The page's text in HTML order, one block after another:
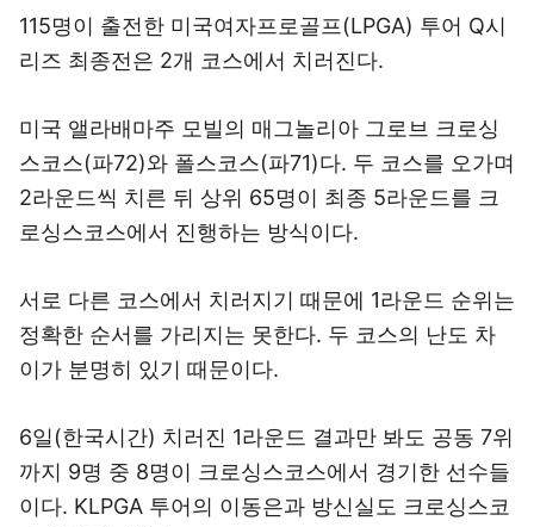
115명이 출전한 미국여자프로골프(LPGA) 투어 Q시
리즈 최종전은 2개 코스에서 치러진다.
미국 앨라배마주 모빌의 매그놀리아 그로브 크로싱
스코스(파72)와 폴스코스(파71)다. 두 코스를 오가며
2라운드씩 치른 뒤 상위 65명이 최종 5라운드를 크
로싱스코스에서 진행하는 방식이다.
서로 다른 코스에서 치러지기 때문에 1라운드 순위는
정확한 순서를 가리지는 못한다. 두 코스의 난도 차
이가 분명히 있기 때문이다.
6일(한국시간) 치러진 1라운드 결과만 봐도 공동 7위
까지 9명 중 8명이 크로싱스코스에서 경기한 선수들
이다. KLPGA 투어의 이동은과 방신실도 크로싱스코